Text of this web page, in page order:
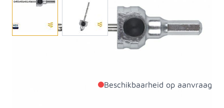
Bestel direct online de Quick change houder ten
Beschikbaarheid op aanvraag